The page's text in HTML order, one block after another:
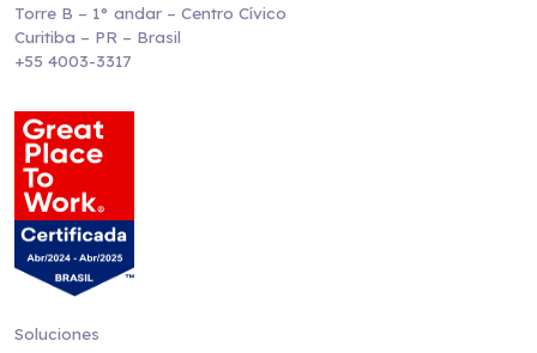
Torre B – 1° andar – Centro Cívico
Curitiba – PR – Brasil
+55 4003-3317
Soluciones